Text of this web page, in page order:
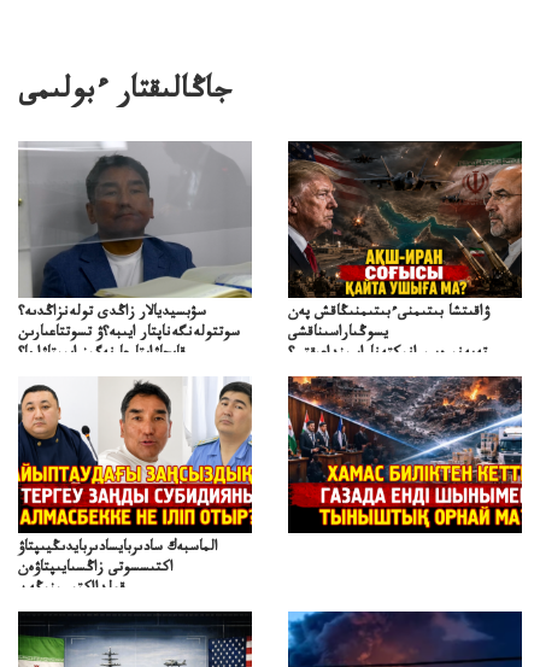
جاڭالىقتار ءبولىمى
سۋبسيديالار زاڭدى تولەنزاڭدىە؟
سوتتولەنگەناپتار ايىبە؟ۋ تسوتتاعىارىن
قايجاۋاپتارعا نەگىز ايىپتاۋا ما؟
تۇجىرىمدارىنقايتاقاراۋعانەگىزبولاالاما؟
ۋاقىتشا بىتىمنىءبىتىمنىڭاقش پەن
يسوڭىاراسىناقشى
تەپەنىرەسيرانىكتەناراسىنداعىقتى؟
تەكەتىرەسنەلىكتەنقايتاۋشىقتى؟
الماسبەك سادىربايسادىربايدىڭيىپتاۋ
اكتىسسوتى زاڭسىايىپتاۋەن
قولدااكتىسىنىڭەن
ميلليونزاڭسىزدىعىمەنقولدانوسىرىلگەنميلليوندار